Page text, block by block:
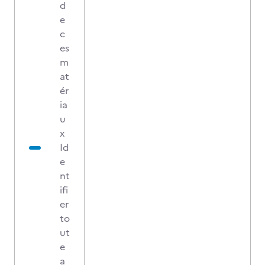
d
e
c
es
m
at
ér
ia
u
x
Id
e
nt
ifi
er
to
ut
e
a